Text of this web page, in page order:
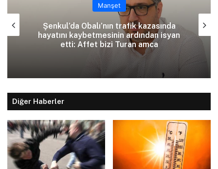
Manşet
Şenkul’da Obalı’nın trafik kazasında
hayatını kaybetmesinin ardından isyan
etti: Affet bizi Turan amca
Diğer Haberler